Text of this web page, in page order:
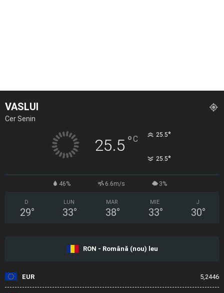
VASLUI
Cer Senin
25.5 °C 25.5°
25.5°
46% 6.6m/s 3%
D
29°
LUN
33°
MAR
38°
MIE
33°
J
30°
RON - Română (nou) leu
EUR 5,2446